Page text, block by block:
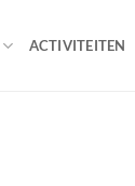
ACTIVITEITEN